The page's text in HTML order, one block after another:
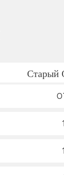
Старый